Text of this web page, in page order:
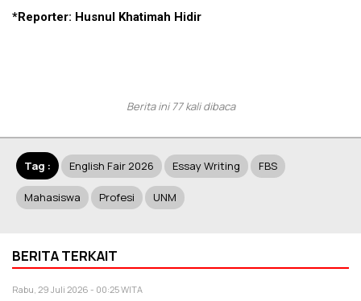
*Reporter: Husnul Khatimah Hidir
Berita ini 77 kali dibaca
Tag : English Fair 2026 Essay Writing FBS
Mahasiswa Profesi UNM
BERITA TERKAIT
Rabu, 29 Juli 2026 - 00:25 WITA